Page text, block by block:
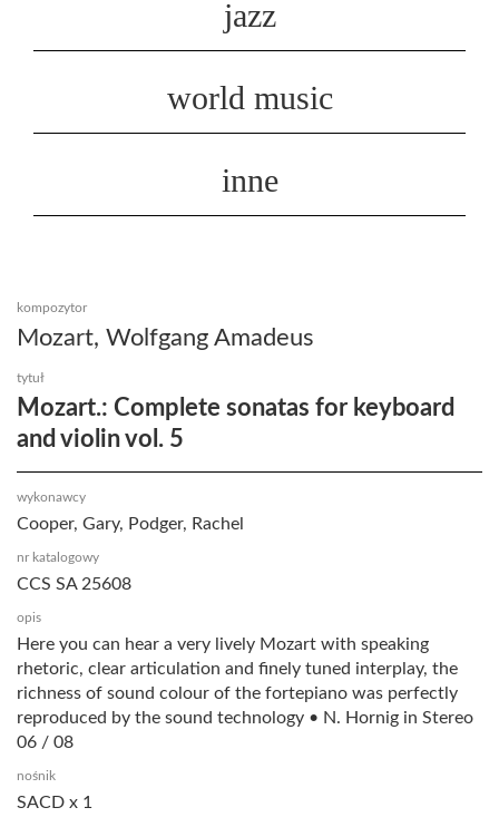
jazz
world music
inne
kompozytor
Mozart, Wolfgang Amadeus
tytuł
Mozart.: Complete sonatas for keyboard
and violin vol. 5
wykonawcy
Cooper, Gary, Podger, Rachel
nr katalogowy
CCS SA 25608
opis
Here you can hear a very lively Mozart with speaking
rhetoric, clear articulation and finely tuned interplay, the
richness of sound colour of the fortepiano was perfectly
reproduced by the sound technology • N. Hornig in Stereo
06 / 08
nośnik
SACD x 1